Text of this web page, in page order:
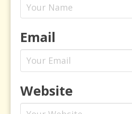
Email
Website